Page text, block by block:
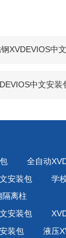
XVDEVIOS中
中文安
全自动
安装包
学
隔离柱
安装包
装包
液压